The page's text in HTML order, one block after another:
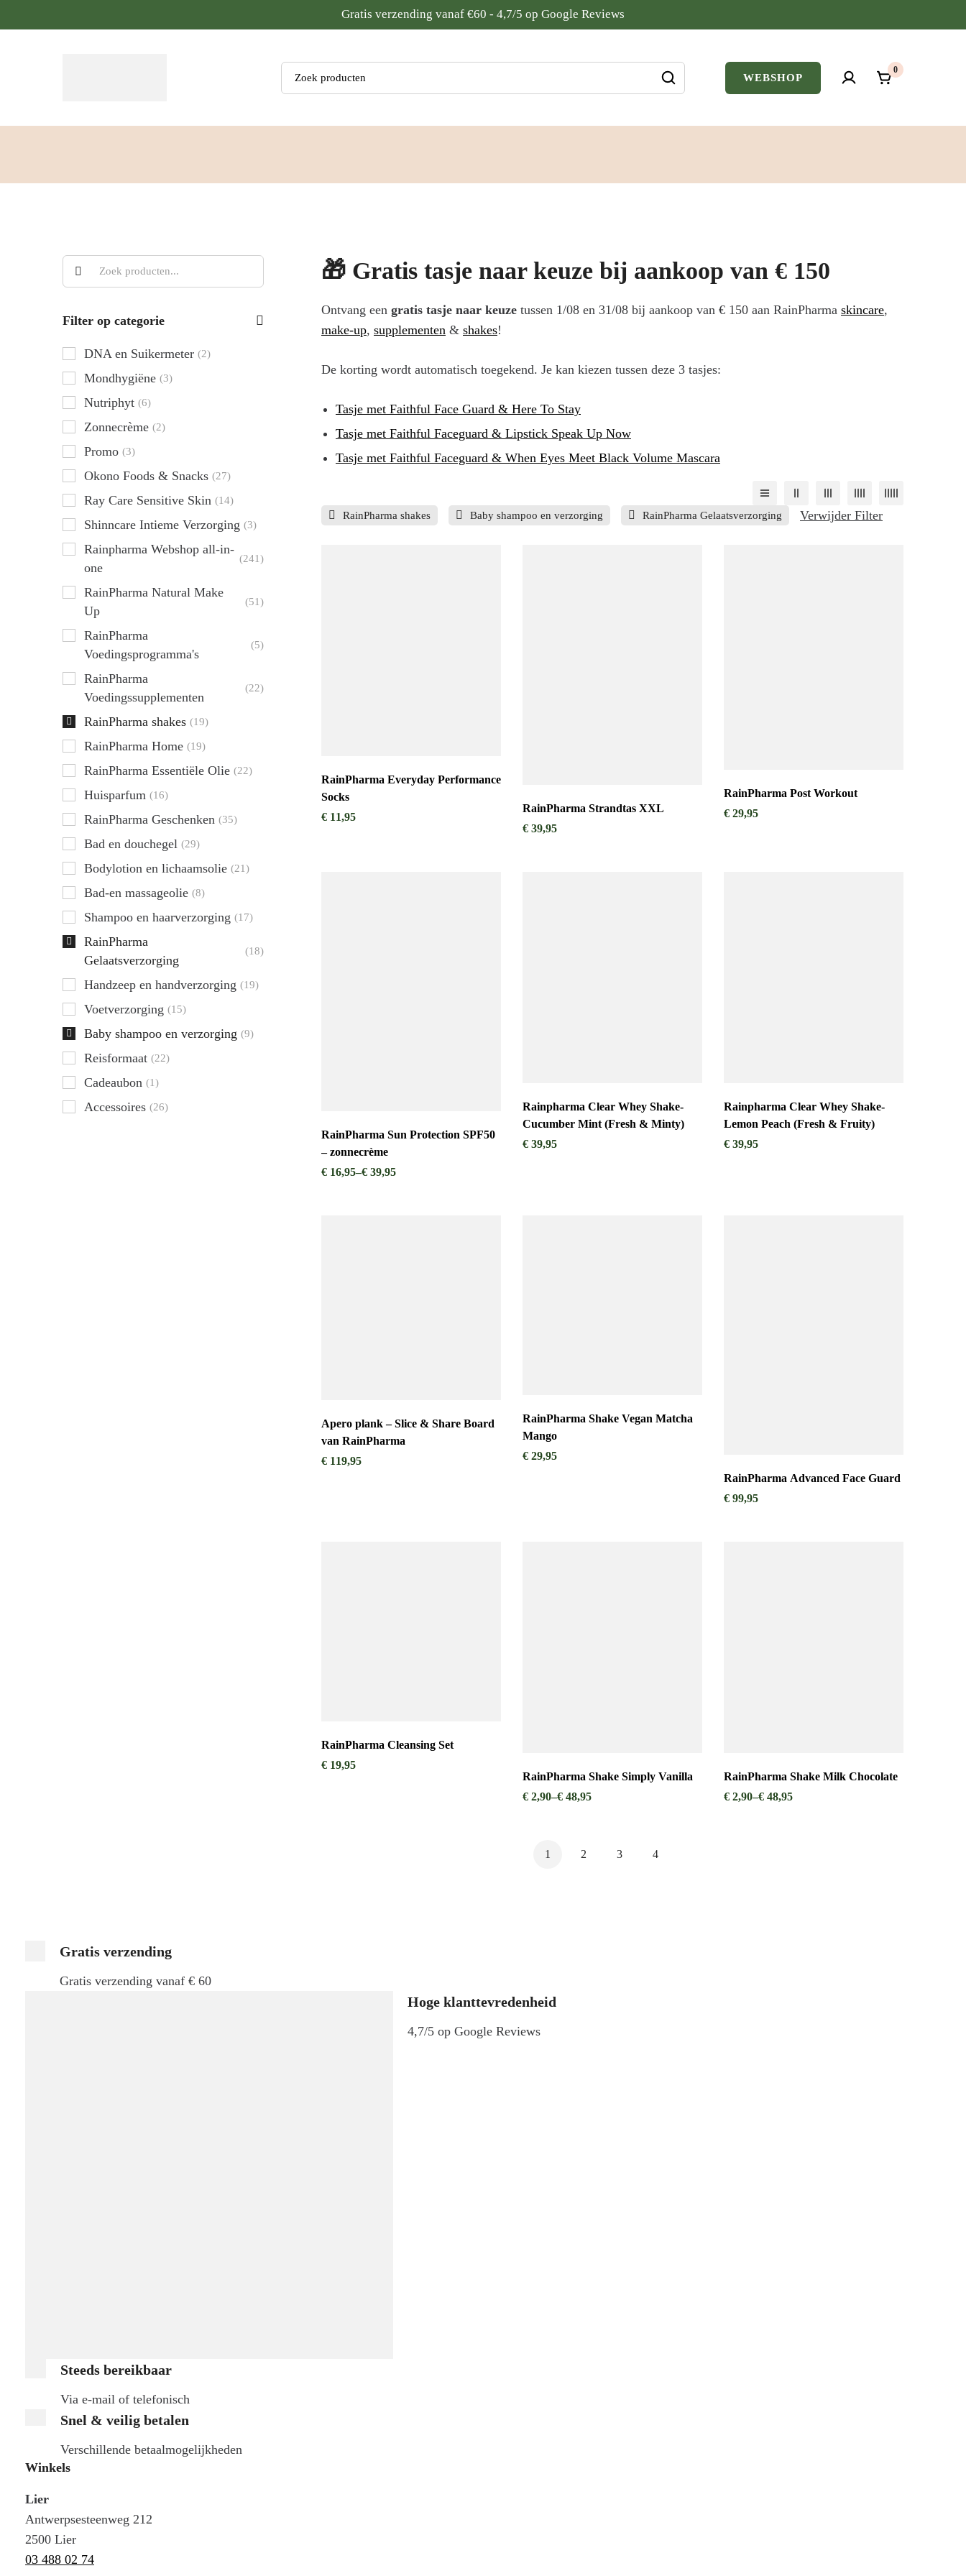
Gratis verzending vanaf €60 - 4,7/5 op Google Reviews
Zoeken: WEBSHOP
0
Filter op categorie
DNA en Suikermeter (2)
Mondhygiëne (3)
Nutriphyt (6)
Zonnecrème (2)
Promo (3)
Okono Foods & Snacks (27)
Ray Care Sensitive Skin (14)
Shinncare Intieme Verzorging (3)
Rainpharma Webshop all-in-
one
(241)
RainPharma Natural Make
Up
(51)
RainPharma
Voedingsprogramma's
(5)
RainPharma
Voedingssupplementen
(22)
RainPharma shakes (19)
RainPharma Home (19)
RainPharma Essentiële Olie (22)
Huisparfum (16)
RainPharma Geschenken (35)
Bad en douchegel (29)
Bodylotion en lichaamsolie (21)
Bad-en massageolie (8)
Shampoo en haarverzorging (17)
RainPharma
Gelaatsverzorging
(18)
Handzeep en handverzorging (19)
Voetverzorging (15)
Baby shampoo en verzorging (9)
Reisformaat (22)
Cadeaubon (1)
Accessoires (26)
🎁 Gratis tasje naar keuze bij aankoop van € 150
Ontvang een gratis tasje naar keuze tussen 1/08 en 31/08 bij aankoop van € 150 aan RainPharma skincare,
make-up, supplementen & shakes!
De korting wordt automatisch toegekend. Je kan kiezen tussen deze 3 tasjes:
Tasje met Faithful Face Guard & Here To Stay
Tasje met Faithful Faceguard & Lipstick Speak Up Now
Tasje met Faithful Faceguard & When Eyes Meet Black Volume Mascara
RainPharma shakes Baby shampoo en verzorging RainPharma Gelaatsverzorging Verwijder Filter
RainPharma Everyday Performance
Socks
€ 11,95
RainPharma Strandtas XXL
€ 39,95
RainPharma Post Workout
€ 29,95
RainPharma Sun Protection SPF50
– zonnecrème
€ 16,95–€ 39,95
Rainpharma Clear Whey Shake-
Cucumber Mint (Fresh & Minty)
€ 39,95
Rainpharma Clear Whey Shake-
Lemon Peach (Fresh & Fruity)
€ 39,95
Apero plank – Slice & Share Board
van RainPharma
€ 119,95
RainPharma Shake Vegan Matcha
Mango
€ 29,95
RainPharma Advanced Face Guard
€ 99,95
RainPharma Cleansing Set
€ 19,95
RainPharma Shake Simply Vanilla
€ 2,90–€ 48,95
RainPharma Shake Milk Chocolate
€ 2,90–€ 48,95
1 2 3 4
Gratis verzending
Gratis verzending vanaf € 60
Hoge klanttevredenheid
4,7/5 op Google Reviews
Steeds bereikbaar
Via e-mail of telefonisch
Snel & veilig betalen
Verschillende betaalmogelijkheden
Winkels
Lier
Antwerpsesteenweg 212
2500 Lier
03 488 02 74